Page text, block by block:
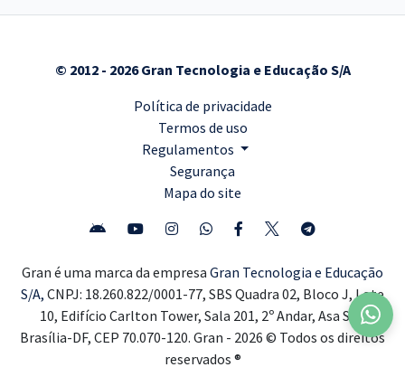
© 2012 - 2026 Gran Tecnologia e Educação S/A
Política de privacidade
Termos de uso
Regulamentos
Segurança
Mapa do site
Gran é uma marca da empresa Gran Tecnologia e Educação
S/A, CNPJ: 18.260.822/0001-77, SBS Quadra 02, Bloco J, Lote
10, Edifício Carlton Tower, Sala 201, 2º Andar, Asa Sul,
Brasília-DF, CEP 70.070-120. Gran - 2026 © Todos os direitos
reservados ®